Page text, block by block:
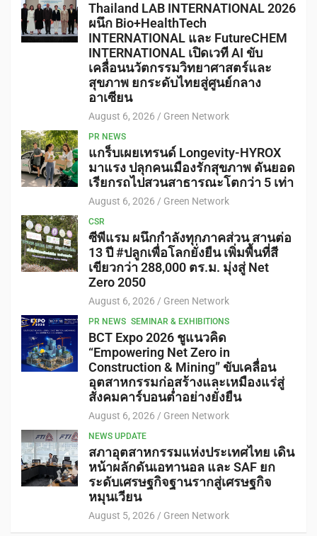
Thailand LAB INTERNATIONAL 2026
ผนึก Bio+HealthTech
INTERNATIONAL และ FutureCHEM
INTERNATIONAL เปิดเวที AI ขับ
เคลื่อนนวัตกรรมวิทยาศาสตร์และ
สุขภาพ ยกระดับไทยสู่ศูนย์กลาง
อาเซียน
August 6, 2026 Green Network
PR NEWS
แกร็บเผยเทรนด์ Longevity-HYROX
มาแรง ปลุกคนเมืองรักสุขภาพ ดันยอด
เรียกรถไปสวนสาธารณะโตกว่า 5 เท่า
August 6, 2026 Green Network
CSR
ซีพีแรม ผนึกกำลังทุกภาคส่วน สานต่อ
13 ปี #ปลูกเพื่อโลกยั่งยืน เพิ่มพื้นที่สี
เขียวกว่า 288,000 ตร.ม. มุ่งสู่ Net
Zero 2050
August 6, 2026 Green Network
PR NEWS SEMINAR & EXHIBITIONS
BCT Expo 2026 ชูแนวคิด
“Empowering Net Zero in
Construction & Mining” ขับเคลื่อน
อุตสาหกรรมก่อสร้างและเหมืองแร่สู่
สังคมคาร์บอนต่ำอย่างยั่งยืน
August 6, 2026 Green Network
NEWS UPDATE
สภาอุตสาหกรรมแห่งประเทศไทย เดิน
หน้าผลักดันเอทานอล และ SAF ยก
ระดับเศรษฐกิจฐานรากสู่เศรษฐกิจ
หมุนเวียน
August 5, 2026 Green Network